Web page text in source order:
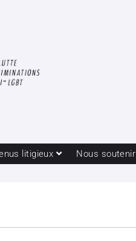
litigieux Nous soutenir